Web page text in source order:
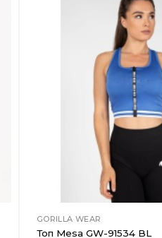
GORILLA WEAR
Топ Mesa GW-91534 BL